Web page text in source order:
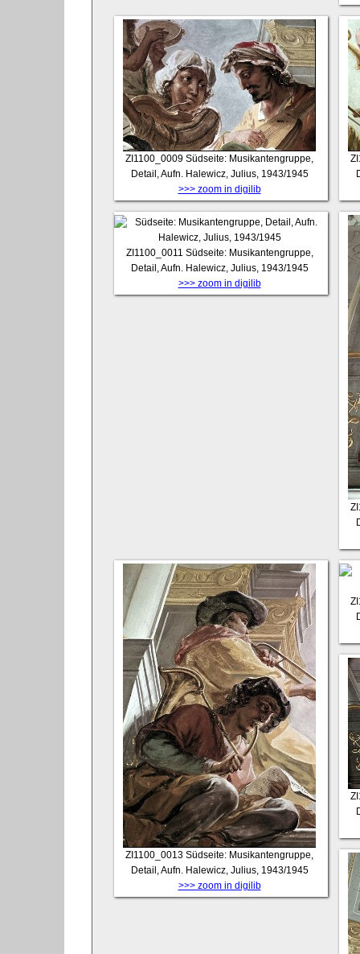
ZI1100_0009 Südseite: Musikantengruppe,
Detail, Aufn. Halewicz, Julius, 1943/1945
>>> zoom in digilib
ZI1100_0011 Südseite: Musikantengruppe,
Detail, Aufn. Halewicz, Julius, 1943/1945
>>> zoom in digilib
ZI1100_0013 Südseite: Musikantengruppe,
Detail, Aufn. Halewicz, Julius, 1943/1945
>>> zoom in digilib